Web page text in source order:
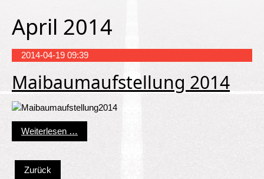
April 2014
2014-04-19 09:39
Maibaumaufstellung 2014
Weiterlesen …
Zurück